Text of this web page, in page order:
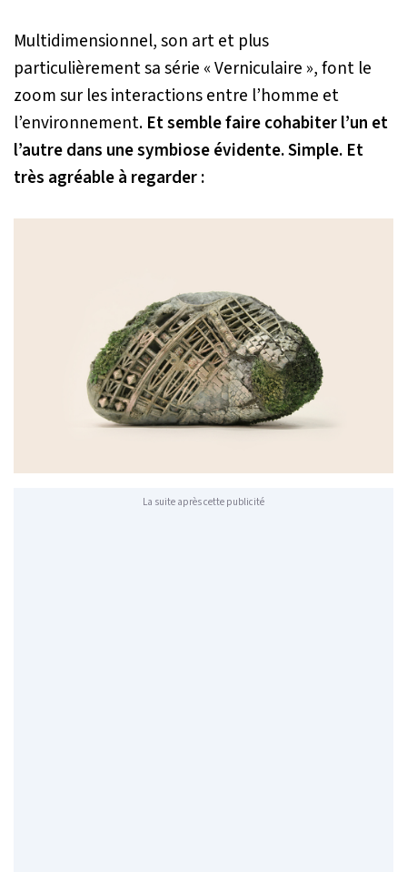
Multidimensionnel, son art et plus
particulièrement sa série « Verniculaire », font le
zoom sur les interactions entre l’homme et
l’environnement. Et semble faire cohabiter l’un et
l’autre dans une symbiose évidente. Simple. Et
très agréable à regarder :
La suite après cette publicité